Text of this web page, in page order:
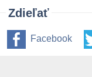
Zdieľať
Facebook